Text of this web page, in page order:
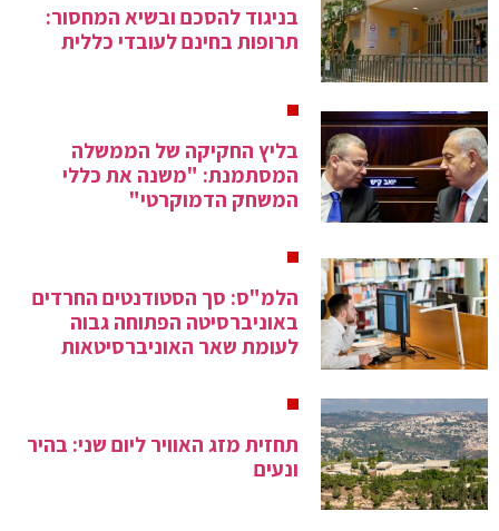
בניגוד להסכם ובשיא המחסור:
תרופות בחינם לעובדי כללית
בליץ החקיקה של הממשלה
המסתמנת: "משנה את כללי
המשחק הדמוקרטי"
הלמ"ס: סך הסטודנטים החרדים
באוניברסיטה הפתוחה גבוה
לעומת שאר האוניברסיטאות
תחזית מזג האוויר ליום שני: בהיר
ונעים